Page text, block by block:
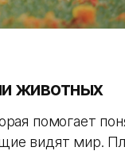
животных
помогает
видят мир.